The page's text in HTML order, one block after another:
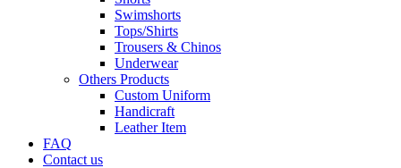
Swimshorts
Tops/Shirts
Trousers & Chinos
Underwear
Others Products
Custom Uniform
Handicraft
Leather Item
FAQ
Contact us